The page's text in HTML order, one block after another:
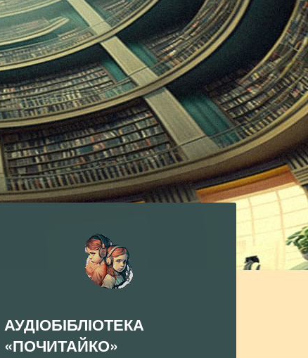
АУДІОБІБЛІОТЕКА
«ПОЧИТАЙКО»